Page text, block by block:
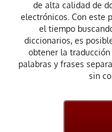
de alta calidad de
electrónicos. Con este
el tiempo
diccionarios, es
obtener la
palabras y frases
sin